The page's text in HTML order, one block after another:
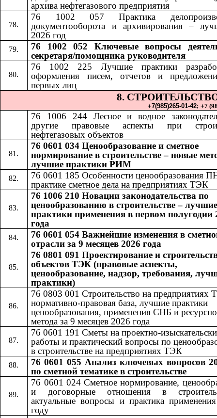
архива нефтегазового предприятия
76 1002 057 Практика
документооборота и архивирования –
2026 год
76 1002 052​​ Ключевые вопросы
секретаря/помощника руководителя
76 1002 225 Лучшие практики
оформления писем, отчетов и
первых лиц
8.
+7(985)265-01-42;​​+7
76 1006 244​​ Лесное и водное
другие правовые аспекты при
нефтегазовых объектов
76 0601 034 Ценообразование и сметное
нормирование в строительстве – новые
лучшие практики РИМ
76 0601 185 ​​Особенности ценообразования
практике сметное дела на предприятиях ТЭК
76 1006 210 Новации законодательства по
ценообразованию в строительстве –
практики применения в первом полугодии
года
76 0601 054 Важнейшие изменения в
отрасли за 9 месяцев 2026 года
76 0801 091 Проектирование и
объектов ТЭК (правовые аспекты,
ценообразование, надзор, требования,
практики)
76 0803 001 Строительство на предприятиях
нормативно-правовая база, лучшие практики
ценообразования, применения СНБ и
метода за 9 месяцев 2026 года
76 0601​​ 191​​Сметы на проектно-
работы и практический вопросы по
в строительстве на предприятиях ТЭК
76 0601 055 Анализ ключевых вопросов
по сметной тематике в строительстве
76 0601 024 Сметное нормирование,
и договорные отношения в
актуальные вопросы и практика
году